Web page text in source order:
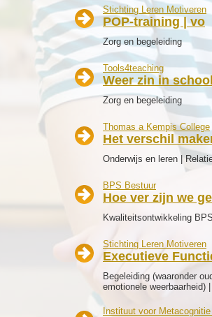
Stichting Leren Motiveren
POP-training | vo
Zorg en begeleiding
Tools4teaching
Weer zin in
Zorg en begeleiding
Thomas a Kempis College
Het verschil
Onderwijs en leren |
BPS Bestuur
Hoe ver zijn we
Kwaliteitsontwikkeling BPS
Stichting Leren Motiveren
Executieve
Begeleiding (waaronder
emotionele weerbaarheid)
Instituut voor